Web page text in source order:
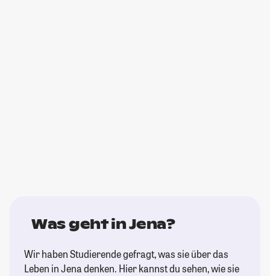
Was geht in Jena?
Wir haben Studierende gefragt, was sie über das
Leben in Jena denken. Hier kannst du sehen, wie sie